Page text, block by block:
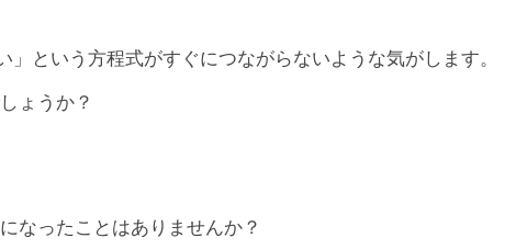
」という方程式がすぐにつながらないような気がします。
ょうか？
なったことはありませんか？